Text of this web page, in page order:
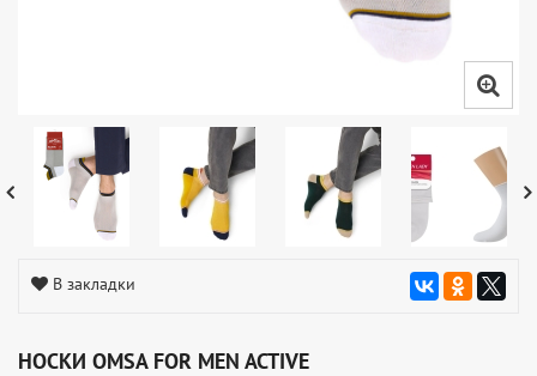
В закладки
НОСКИ OMSA FOR MEN ACTIVE